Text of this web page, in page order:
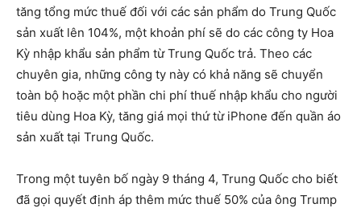
tăng tổng mức thuế đối với các sản phẩm do Trung Quốc
sản xuất lên 104%, một khoản phí sẽ do các công ty Hoa
Kỳ nhập khẩu sản phẩm từ Trung Quốc trả. Theo các
chuyên gia, những công ty này có khả năng sẽ chuyển
toàn bộ hoặc một phần chi phí thuế nhập khẩu cho người
tiêu dùng Hoa Kỳ, tăng giá mọi thứ từ iPhone đến quần áo
sản xuất tại Trung Quốc.
Trong một tuyên bố ngày 9 tháng 4, Trung Quốc cho biết
đã gọi quyết định áp thêm mức thuế 50% của ông Trump